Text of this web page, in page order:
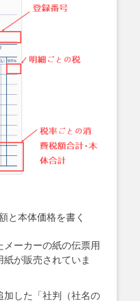
と本体価格を書く
メーカーの紙の伝票用
が販売されていま
加した「社判（社名の